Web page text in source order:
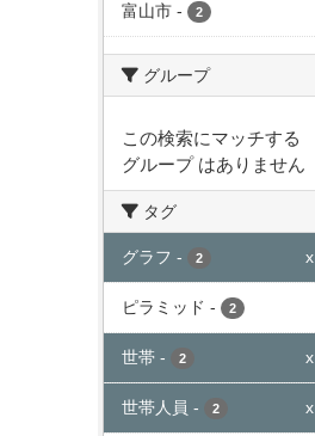
富山市 - 2
グループ
この検索にマッチする
グループ はありません
タグ
グラフ - 2 x
ピラミッド - 2
世帯 - 2 x
世帯人員 - 2 x